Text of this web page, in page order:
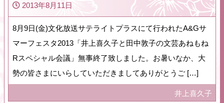
2013年8月11日
8月9日(金)文化放送サテライトプラスにて行われたA&Gサ
マーフェスタ2013「井上喜久子と田中敦子の文芸あねもね
Rスペシャル会議」無事終了致しました。お暑いなか、大
勢の皆さまにいらしていただきましてありがとうご […]
井上喜久子